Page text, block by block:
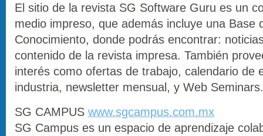
El sitio de la revista SG Software Guru es un
medio impreso, que además incluye una Base
Conocimiento, donde podrás encontrar:
contenido de la revista impresa. También
interés como ofertas de trabajo, calendario de
industria, newsletter mensual, y Web Seminars.
SG CAMPUS www.sgcampus.com.mx
SG Campus es un espacio de aprendizaje